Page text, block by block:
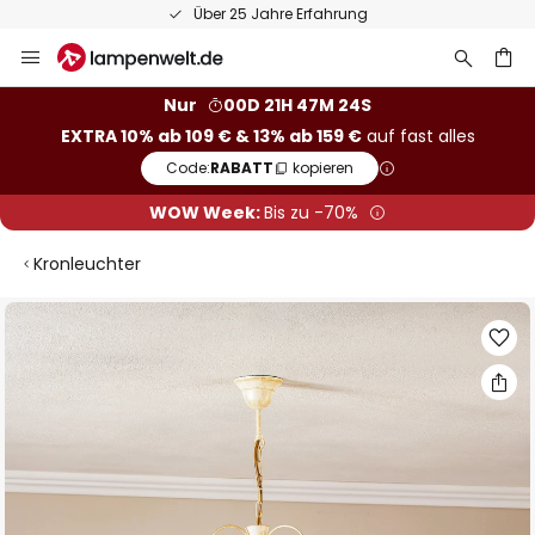
Über 25 Jahre Erfahrung
Inhalt
Nur
00D 21H 47M 23S
EXTRA 10% ab 109 € & 13% ab 159 €auf fast alles
Code:RABATT kopieren
WOW Week:Bis zu -70%
Kronleuchter
Zum
Ende
der
Bildgalerie